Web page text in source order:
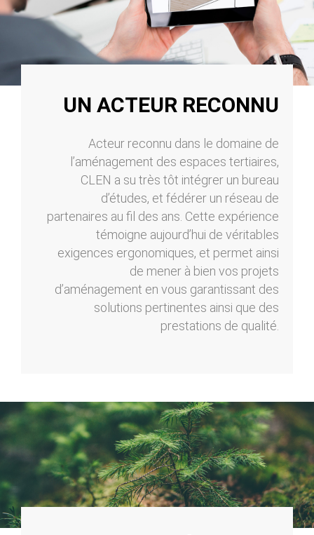
UN ACTEUR RECONNU
Acteur reconnu dans le domaine de
l’aménagement des espaces tertiaires,
CLEN a su très tôt intégrer un bureau
d’études, et fédérer un réseau de
partenaires au fil des ans. Cette expérience
témoigne aujourd’hui de véritables
exigences ergonomiques, et permet ainsi
de mener à bien vos projets
d’aménagement en vous garantissant des
solutions pertinentes ainsi que des
prestations de qualité.